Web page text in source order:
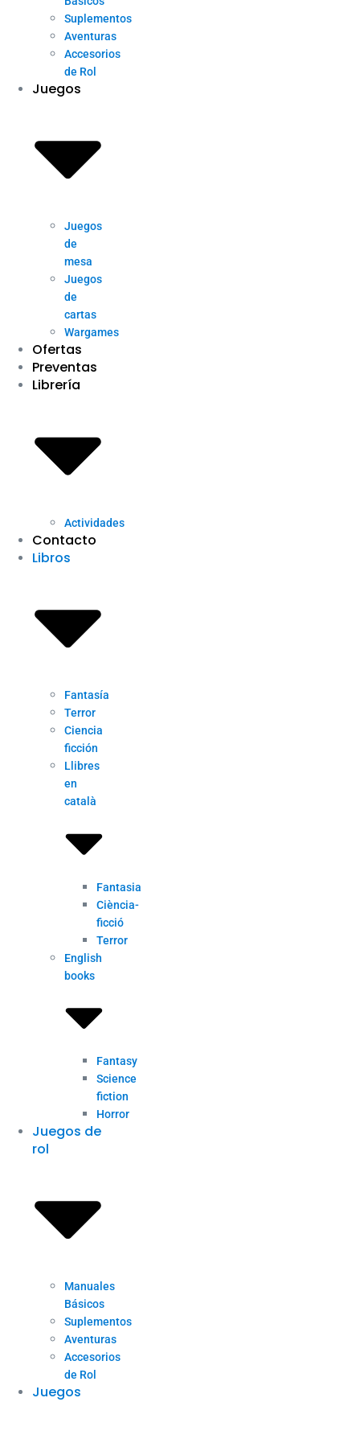
Suplementos
Aventuras
Accesorios
de Rol
Juegos
Juegos
de
mesa
Juegos
de
cartas
Wargames
Ofertas
Preventas
Librería
Actividades
Contacto
Libros
Fantasía
Terror
Ciencia
ficción
Llibres
en
català
Fantasia
Ciència-
ficció
Terror
English
books
Fantasy
Science
fiction
Horror
Juegos de
rol
Manuales
Básicos
Suplementos
Aventuras
Accesorios
de Rol
Juegos